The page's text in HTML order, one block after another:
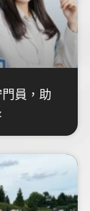
員，助